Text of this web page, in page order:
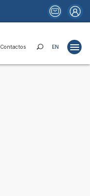
Contactos EN